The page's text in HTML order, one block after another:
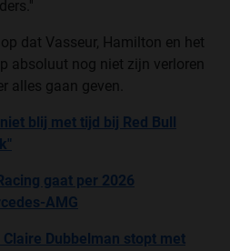
dat Vasseur, Hamilton en het
absoluut nog niet zijn verloren
alles gaan geven.
blij met tijd bij Red Bull
gaat per 2026
AMG
Dubbelman stopt met